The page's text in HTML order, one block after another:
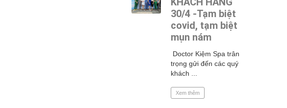
30/4 -Tạm biệt
covid, tạm biệt
mụn nám
Doctor Kiệm Spa trân
trọng gửi đến các quý
khách ...
Xem thêm